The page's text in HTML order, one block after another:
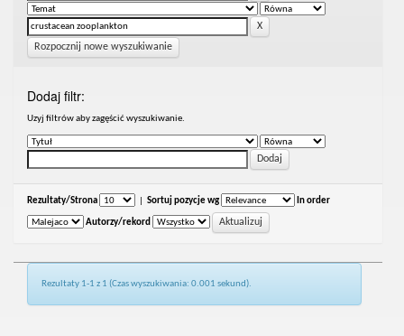
Rozpocznij nowe wyszukiwanie
Dodaj filtr:
Uzyj filtrów aby zagęścić wyszukiwanie.
Rezultaty/Strona Sortuj pozycje wg In order
Autorzy/rekord
Rezultaty 1-1 z 1 (Czas wyszukiwania: 0.001 sekund).